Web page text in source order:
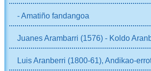
- Amatiño fandangoa
Juanes Arambarri (1576) - Koldo
Luis Aranberri (1800-61), Andikao-